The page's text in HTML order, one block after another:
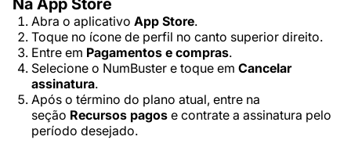
Na App Store
Abra o aplicativo App Store.
Toque no ícone de perfil no canto superior direito.
Entre em Pagamentos e compras.
Selecione o NumBuster e toque em Cancelar
assinatura.
Após o término do plano atual, entre na
seção Recursos pagos e contrate a assinatura pelo
período desejado.